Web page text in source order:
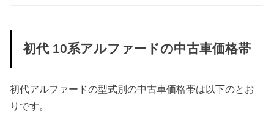
10%増額されますが、維持費は標準税額をもとに算
ルファードはエコカーに認定されているため重量税
が軽減され、年数経過による重量税の増額は適用さ
初代 10系アルファードの中古車価格帯
初代アルファードの型式別の中古車価格帯は以下のとお
りです。